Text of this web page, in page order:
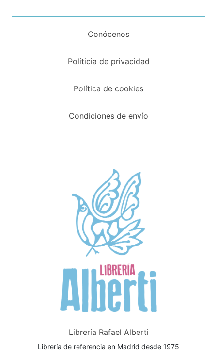
Conócenos
Políticia de privacidad
Política de cookies
Condiciones de envío
Librería Rafael Alberti
Librería de referencia en Madrid desde 1975